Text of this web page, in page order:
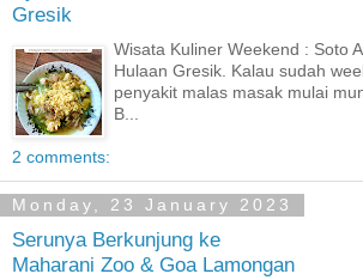
Gresik
Wisata Kuliner Weekend : Soto
Hulaan Gresik. Kalau sudah
penyakit malas masak mulai
B...
2 comments:
Monday, 23 January 2023
Serunya Berkunjung ke
Maharani Zoo & Goa Lamongan